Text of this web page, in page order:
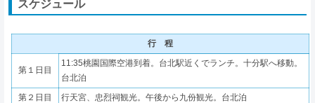
スケジュール
行 程
第１日目
11:35桃園国際空港到着。台北駅近くでランチ。十分駅へ移動。
台北泊
第２日目
行天宮、忠烈祠観光。午後から九份観光。台北泊